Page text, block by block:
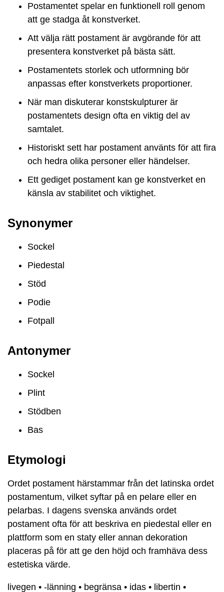
Postamentet spelar en funktionell roll genom
att ge stadga åt konstverket.
Att välja rätt postament är avgörande för att
presentera konstverket på bästa sätt.
Postamentets storlek och utformning bör
anpassas efter konstverkets proportioner.
När man diskuterar konstskulpturer är
postamentets design ofta en viktig del av
samtalet.
Historiskt sett har postament använts för att fira
och hedra olika personer eller händelser.
Ett gediget postament kan ge konstverket en
känsla av stabilitet och viktighet.
Synonymer
Sockel
Piedestal
Stöd
Podie
Fotpall
Antonymer
Sockel
Plint
Stödben
Bas
Etymologi
Ordet postament härstammar från det latinska ordet
postamentum, vilket syftar på en pelare eller en
pelarbas. I dagens svenska används ordet
postament ofta för att beskriva en piedestal eller en
plattform som en staty eller annan dekoration
placeras på för att ge den höjd och framhäva dess
estetiska värde.
livegen • -länning • begränsa • idas • libertin •